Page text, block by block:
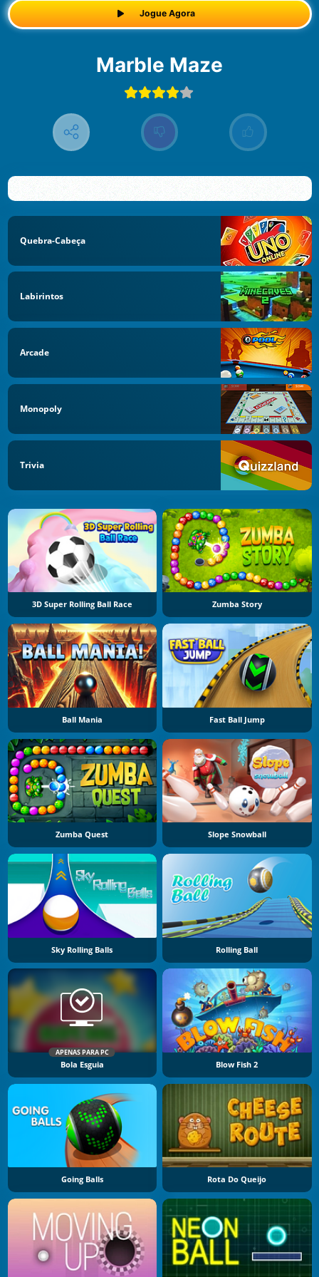
Jogue Agora
Marble Maze
Quebra-Cabeça
Labirintos
Arcade
Monopoly
Trivia
3D Super Rolling Ball Race Zumba Story
Ball Mania Fast Ball Jump
Zumba Quest Slope Snowball
Sky Rolling Balls Rolling Ball
APENAS PARA PC
Bola Esguia Blow Fish 2
Going Balls Rota Do Queijo